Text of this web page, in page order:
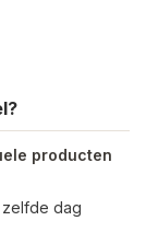
producten
zelfde dag